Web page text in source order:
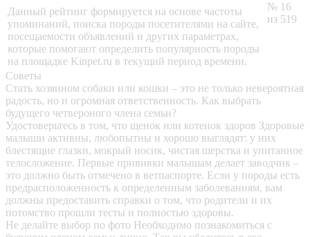
Данный рейтинг формируется на основе частоты
упоминаний, поиска породы посетителями на сайте,
посещаемости объявлений и других параметрах,
которые помогают определить популярность породы
на площадке Kinpet.ru в текущий период времени.
№ 16
из 519
Советы
Стать хозяином собаки или кошки – это не только невероятная
радость, но и огромная ответственность. Как выбрать
будущего четвероного члена семьи?
Удостоверьтесь в том, что щенок или котенок здоров Здоровые
малыши активны, любопытны и хорошо выглядят: у них
блестящие глазки, мокрый носик, чистая шерстка и упитанное
телосложение. Первые прививки малышам делает заводчик –
это должно быть отмечено в ветпаспорте. Если у породы есть
предрасположенность к определенным заболеваниям, вам
должны предоставить справки о том, что родители и их
потомство прошли тесты и полностью здоровы.
Не делайте выбор по фото Необходимо познакомиться с